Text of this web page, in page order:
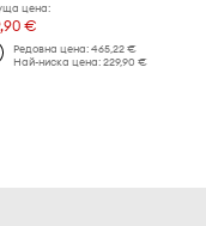
цена:
€
Редовна цена: 465,22 €
Най-ниска цена: 229,90 €